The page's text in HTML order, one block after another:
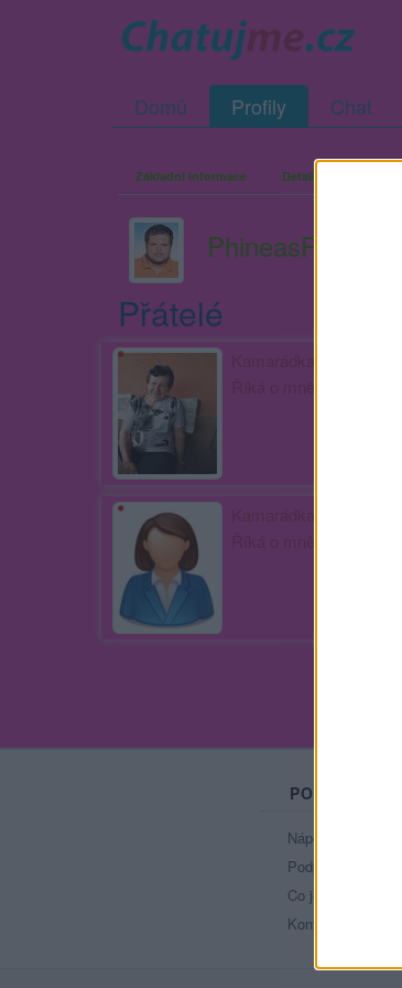
Domů Profily Chat
Základní informace Detailní informace
Přátelé
Kamarádka:
Říká o mně:
Kamarádka:
Říká o mně:
PORTÁL
Nápověda
Podpořte nás
Co je nového
Kontakt